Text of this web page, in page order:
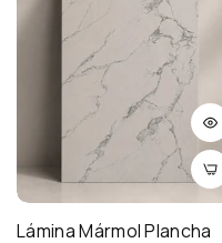
Lámina Mármol Plancha